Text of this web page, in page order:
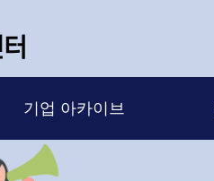
기업 아카이브